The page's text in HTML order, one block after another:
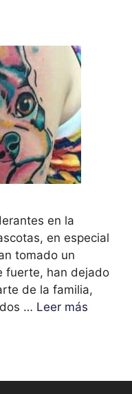
en la
en especial
tomado un
fuerte, han dejado
de la familia,
… Leer más